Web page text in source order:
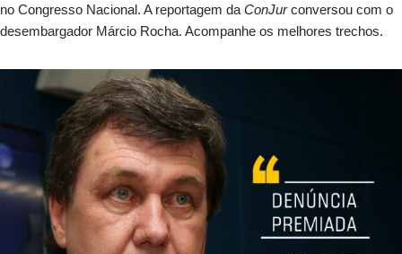
no Congresso Nacional. A reportagem da ConJurconversou com o
desembargador Márcio Rocha. Acompanhe os melhores trechos.